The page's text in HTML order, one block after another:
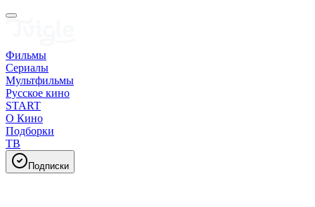
Фильмы
Сериалы
Мультфильмы
Русское кино
START
О Кино
Подборки
ТВ
Подписки